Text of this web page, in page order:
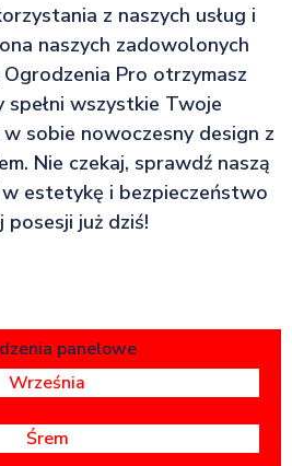
z naszych usług i
naszych zadowolonych
Pro otrzymasz
wszystkie Twoje
w sobie nowoczesny design z
Nie czekaj, sprawdź naszą
estetykę i bezpieczeństwo
posesji już dziś!
panelowe
Września
Śrem